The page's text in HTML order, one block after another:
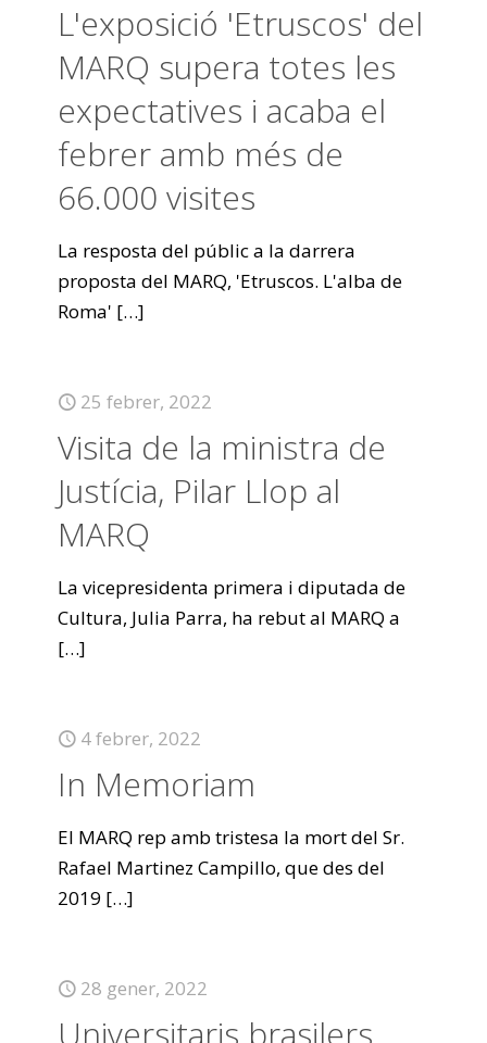
L'exposició 'Etruscos' del
MARQ supera totes les
expectatives i acaba el
febrer amb més de
66.000 visites
La resposta del públic a la darrera
proposta del MARQ, 'Etruscos. L'alba de
Roma' […]
25 febrer, 2022
Visita de la ministra de
Justícia, Pilar Llop al
MARQ
La vicepresidenta primera i diputada de
Cultura, Julia Parra, ha rebut al MARQ a
[…]
4 febrer, 2022
In Memoriam
El MARQ rep amb tristesa la mort del Sr.
Rafael Martinez Campillo, que des del
2019 […]
28 gener, 2022
Universitaris brasilers